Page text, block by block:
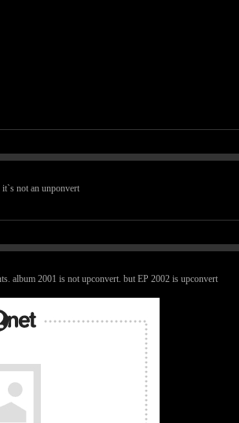
not an unponvert
album 2001 is not upconvert. but EP 2002 is upconvert